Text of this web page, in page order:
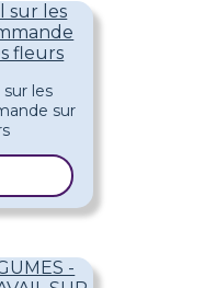
sur les
fleurs
-